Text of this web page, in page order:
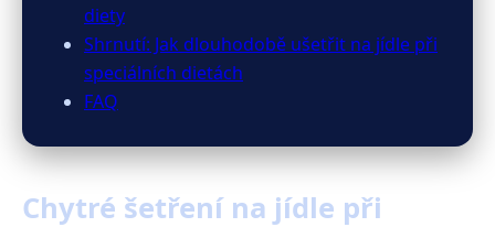
diety
Shrnutí: Jak dlouhodobě ušetřit na jídle při
speciálních dietách
FAQ
Chytré šetření na jídle při